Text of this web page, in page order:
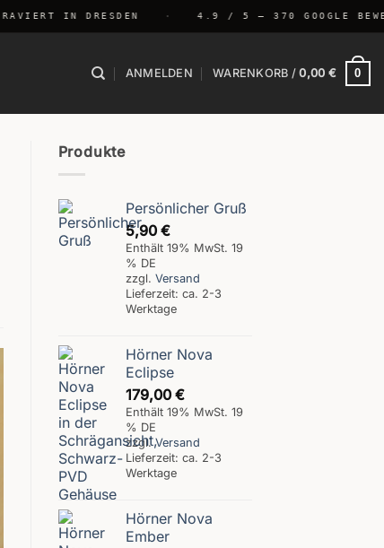
IN DRESDEN 4.9 / 5 — 370 GOOGLE
ANMELDEN WARENKORB /0,00 € 0
Produkte
Persönlicher Gruß
5,90 €
Enthält 19% MwSt. 19
% DE
zzgl. Versand
Lieferzeit: ca. 2-3
Werktage
Hörner Nova
Eclipse
179,00 €
Enthält 19% MwSt. 19
% DE
zzgl.Versand
Lieferzeit: ca. 2-3
Werktage
Hörner Nova
Ember